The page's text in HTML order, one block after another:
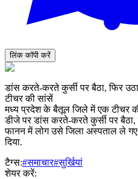
लिंक कॉपी करें
डांस करते-करते कुर्सी पर बैठा, फिर
टीचर की सांसें
मध्य प्रदेश के बैतूल जिले में एक टीचर की
डीजे पर डांस करते-करते कुर्सी पर
फानन में लोग उसे जिला अस्पताल ले
दिया.
टैग्स:#समाचार#सुर्खियां
शेयर करें: